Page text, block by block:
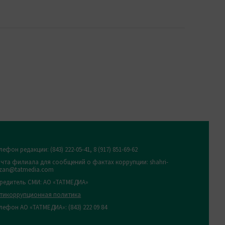
редакции: (843) 222-05-41, 8 (917) 851-69-62
филиала для сообщений о фактах коррупции: shahri-
СМИ: АО «ТАТМЕДИА»
политика
АО «ТАТМЕДИА»: (843) 222 09 84